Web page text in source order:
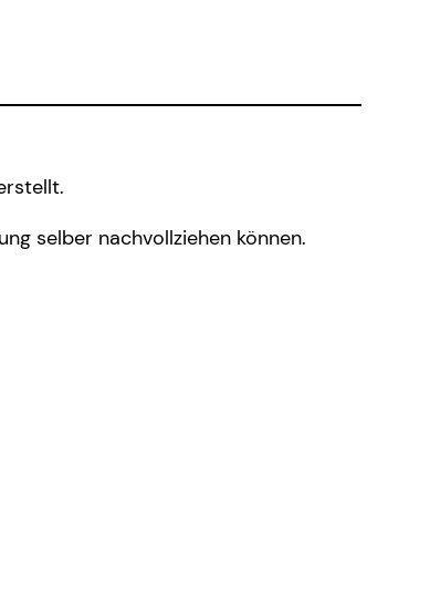
selber nachvollziehen können.